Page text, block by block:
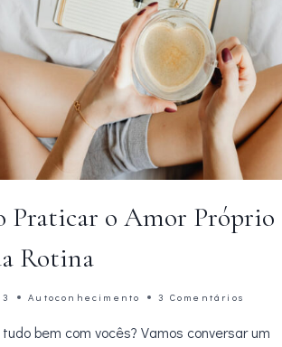
Praticar o Amor Próprio
Rotina
Autoconhecimento 3 Comentários
bem com vocês? Vamos conversar um